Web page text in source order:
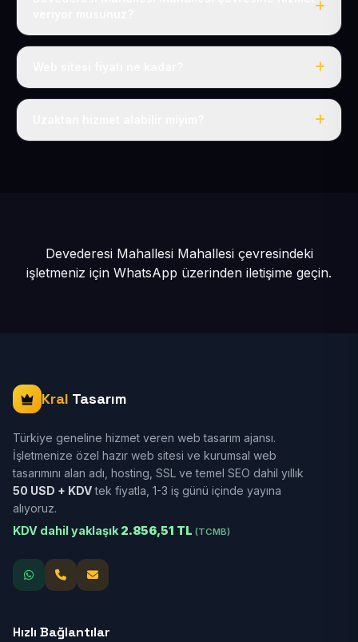
Evet, Devederesi Mahallesi dahil tüm Pınarbaşı ve
Tek fiyat: yılda 50 USD + KDV, her şey dahil.
Devederesi Mahallesi Mahallesi çevresindeki
işletmeniz için WhatsApp üzerinden iletişime geçin.
Kral Tasarım
Türkiye geneline hizmet veren web tasarım ajansı.
İşletmenize özel hazır web sitesi ve kurumsal web
tasarımını alan adı, hosting, SSL ve temel SEO dahil yıllık
50 USD + KDVtek fiyatla, 1-3 iş günü içinde yayına
alıyoruz.
KDV dahil yaklaşık 2.856,51 TL (TCMB)
Hızlı Bağlantılar